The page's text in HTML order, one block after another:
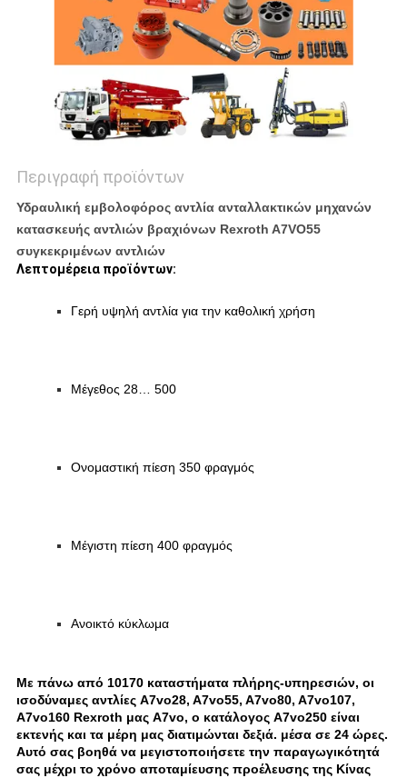
Περιγραφή προϊόντων
Υδραυλική εμβολοφόρος αντλία ανταλλακτικών μηχανών
κατασκευής αντλιών βραχιόνων Rexroth A7VO55
συγκεκριμένων αντλιών
Λεπτομέρεια προϊόντων:
Γερή υψηλή αντλία για την καθολική χρήση
Μέγεθος 28… 500
Ονομαστική πίεση 350 φραγμός
Μέγιστη πίεση 400 φραγμός
Ανοικτό κύκλωμα
Με πάνω από 10170 καταστήματα πλήρης-υπηρεσιών, οι
ισοδύναμες αντλίες A7vo28, A7vo55, A7vo80, A7vo107,
A7vo160 Rexroth μας A7vo, ο κατάλογος A7vo250 είναι
εκτενής και τα μέρη μας διατιμώνται δεξιά. μέσα σε 24 ώρες.
Αυτό σας βοηθά να μεγιστοποιήσετε την παραγωγικότητά
σας μέχρι το χρόνο αποταμίευσης προέλευσης της Κίνας